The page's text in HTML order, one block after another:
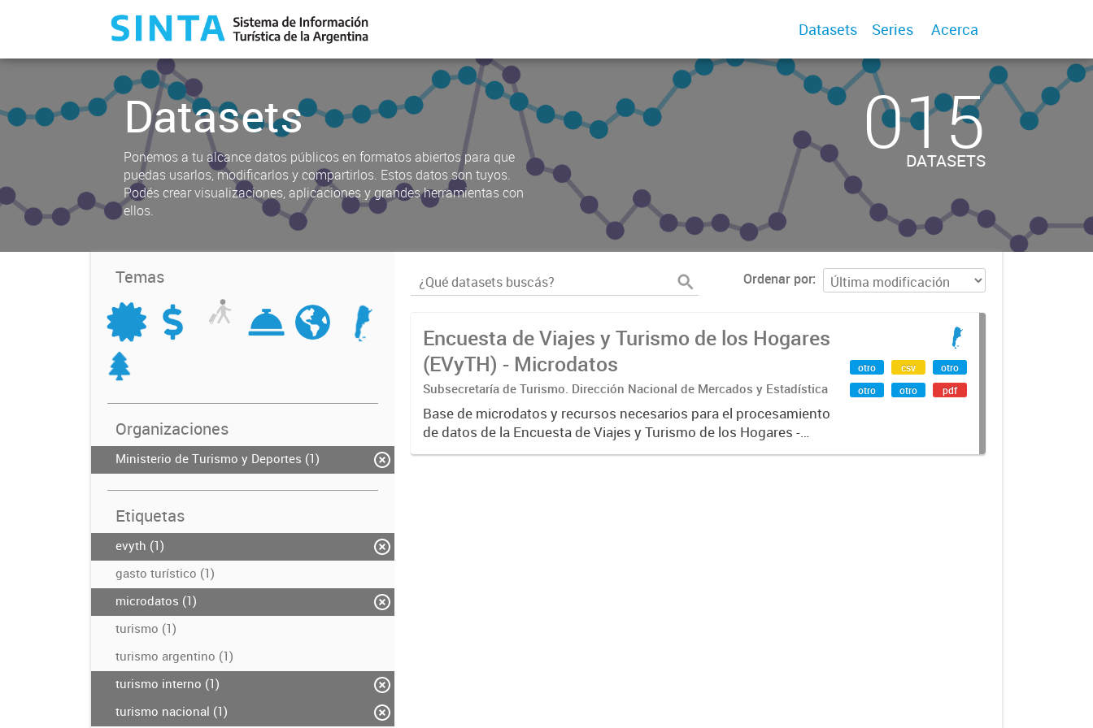
Datasets Series Acerca
Datasets
Ponemos a tu alcance datos públicos en formatos abiertos para que
puedas usarlos, modificarlos y compartirlos. Estos datos son tuyos.
Podés crear visualizaciones, aplicaciones y grandes herramientas con
ellos.
015
DATASETS
Temas
Organizaciones
Ministerio de Turismo y Deportes (1)
Etiquetas
evyth (1)
gasto turístico (1)
microdatos (1)
turismo (1)
turismo argentino (1)
turismo interno (1)
turismo nacional (1)
Ordenar por
Encuesta de Viajes y Turismo de los Hogares
(EVyTH) - Microdatos
Subsecretaría de Turismo. Dirección Nacional de Mercados y Estadística
Base de microdatos y recursos necesarios para el procesamiento
de datos de la Encuesta de Viajes y Turismo de los Hogares -
EVyTH- (Subsecretaría de Turismo).
otro csv
otro
otro
otro pdf